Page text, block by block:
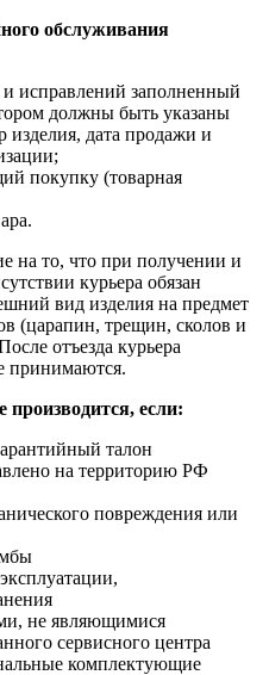
обслуживания
исправлений заполненный
должны быть указаны
дата продажи и
покупку (товарная
на то, что при получении и
курьера обязан
вид изделия на предмет
(царапин, трещин, сколов и
отъезда курьера
принимаются.
производится, если:
талон
на территорию РФ
повреждения или
не являющимися
сервисного центра
комплектующие